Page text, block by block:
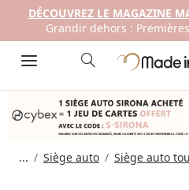
DÉCOUVREZ LE MAGAZINE
Grandir dehors :
... Siège auto Siège auto